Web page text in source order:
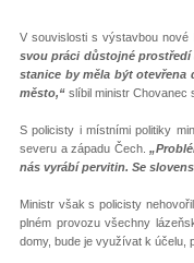
V souvislosti s výstavbou
svou práci důstojné prostředí
stanice by měla být
město,“ slíbil ministr Chovanec
S policisty i místními politiky
severu a západu Čech.
nás vyrábí pervitin. Se
Ministr však s policisty
plném provozu všechny
domy, bude je využívat k účelu,